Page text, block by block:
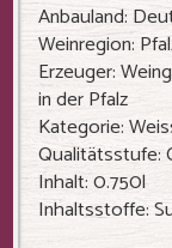
Anbauland:
Weinregion:
Erzeuger:
in der Pfalz
Kategorie:
Qualitätsstufe:
Inhalt: 0.750l
Inhaltsstoffe: